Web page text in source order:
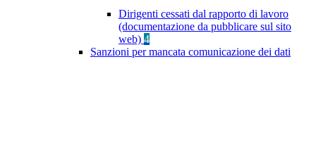
Dirigenti cessati dal rapporto di lavoro
(documentazione da pubblicare sul sito
web) 4
Sanzioni per mancata comunicazione dei dati